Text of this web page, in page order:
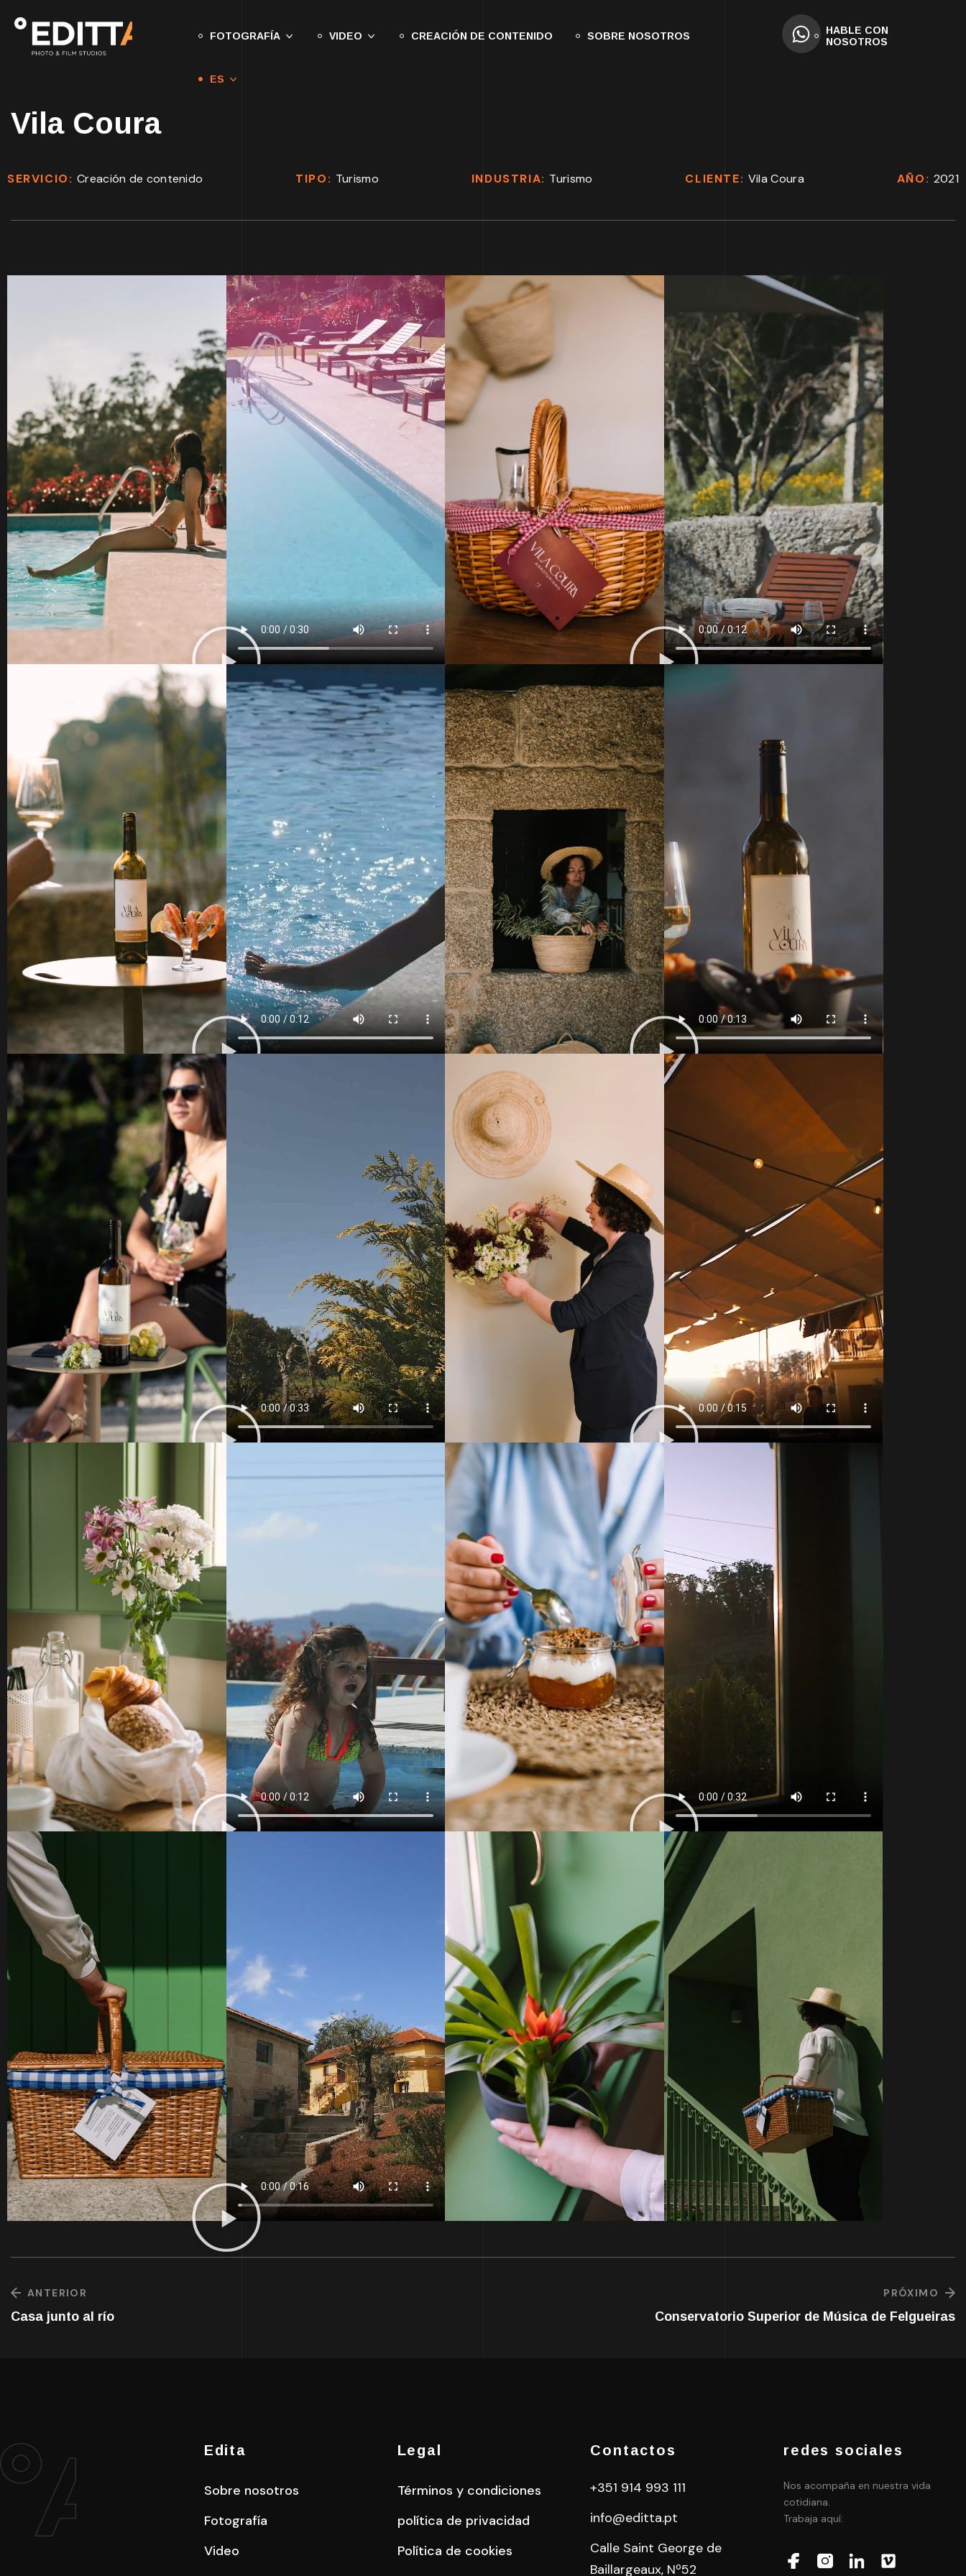
FOTOGRAFÍA VIDEO CREACIÓN DE CONTENIDO SOBRE NOSOTROS
ES
HABLE CON
NOSOTROS
Vila Coura
SERVICIO: Creación de contenido TIPO: Turismo INDUSTRIA: Turismo CLIENTE: Vila Coura AÑO: 2021
ANTERIOR
Casa junto al río
PRÓXIMO
Conservatorio Superior de Música de Felgueiras
Edita
Sobre nosotros
Fotografía
Video
Legal
Términos y condiciones
política de privacidad
Política de cookies
Contactos
+351 914 993 111
info@editta.pt
Calle Saint George de
Baillargeaux, Nº52
redes sociales
Nos acompaña en nuestra vida
cotidiana.
Trabaja aquí: